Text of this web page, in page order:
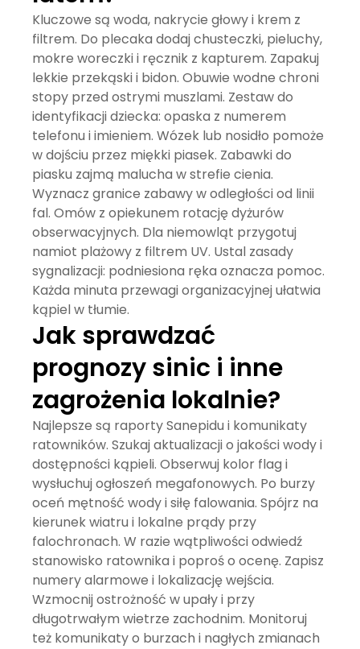
Kluczowe są woda, nakrycie głowy i krem z
filtrem. Do plecaka dodaj chusteczki, pieluchy,
mokre woreczki i ręcznik z kapturem. Zapakuj
lekkie przekąski i bidon. Obuwie wodne chroni
stopy przed ostrymi muszlami. Zestaw do
identyfikacji dziecka: opaska z numerem
telefonu i imieniem. Wózek lub nosidło pomoże
w dojściu przez miękki piasek. Zabawki do
piasku zajmą malucha w strefie cienia.
Wyznacz granice zabawy w odległości od linii
fal. Omów z opiekunem rotację dyżurów
obserwacyjnych. Dla niemowląt przygotuj
namiot plażowy z filtrem UV. Ustal zasady
sygnalizacji: podniesiona ręka oznacza pomoc.
Każda minuta przewagi organizacyjnej ułatwia
kąpiel w tłumie.
Jak sprawdzać
prognozy sinic i inne
zagrożenia lokalnie?
Najlepsze są raporty Sanepidu i komunikaty
ratowników. Szukaj aktualizacji o jakości wody i
dostępności kąpieli. Obserwuj kolor flag i
wysłuchuj ogłoszeń megafonowych. Po burzy
oceń mętność wody i siłę falowania. Spójrz na
kierunek wiatru i lokalne prądy przy
falochronach. W razie wątpliwości odwiedź
stanowisko ratownika i poproś o ocenę. Zapisz
numery alarmowe i lokalizację wejścia.
Wzmocnij ostrożność w upały i przy
długotrwałym wietrze zachodnim. Monitoruj
też komunikaty o burzach i nagłych zmianach